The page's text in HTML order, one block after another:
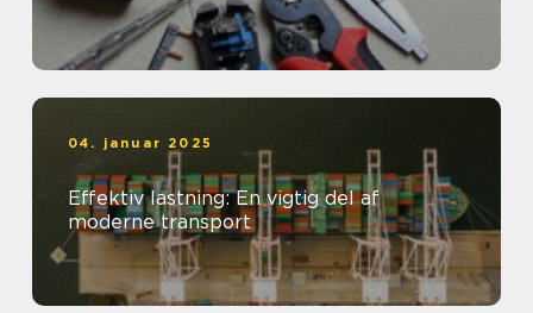
04. januar 2025
Effektiv lastning: En vigtig del af
moderne transport